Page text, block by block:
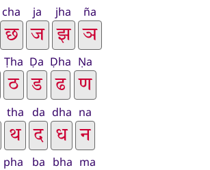
cha ja jha ña
Ṭha Ḍa Ḍha Ṇa
tha da dha na
pha ba bha ma